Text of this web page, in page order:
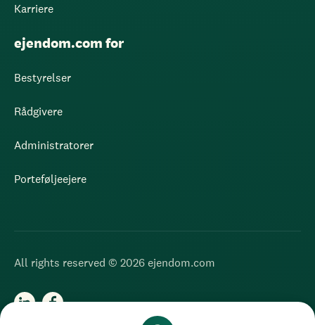
Karriere
ejendom.com for
Bestyrelser
Rådgivere
Administratorer
Porteføljeejere
All rights reserved © 2026 ejendom.com